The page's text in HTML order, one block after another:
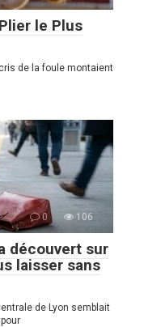
le Plus
de la foule montaient
0 106
découvert sur
laisser sans
de Lyon semblait